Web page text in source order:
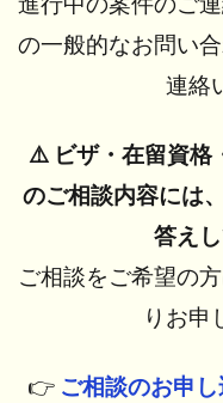
の一般的なお問い
連絡
⚠️ ビザ・在留資格
のご相談内容には
答え
ご相談をご希望の
りお申
👉 ご相談のお申